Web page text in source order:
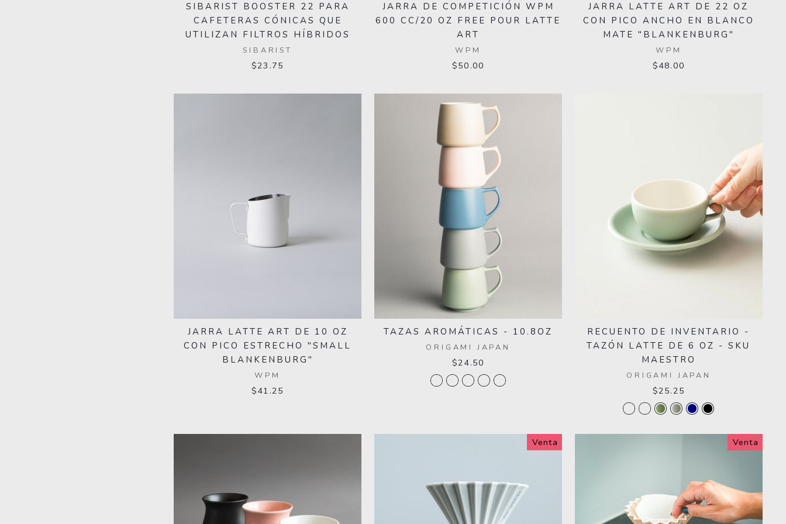
SIBARIST BOOSTER 22 PARA
CAFETERAS CÓNICAS QUE
UTILIZAN FILTROS HÍBRIDOS
SIBARIST
$23.75
JARRA DE COMPETICIÓN WPM
600 CC/20 OZ FREE POUR LATTE
ART
WPM
$50.00
JARRA LATTE ART DE 22 OZ
CON PICO ANCHO EN BLANCO
MATE "BLANKENBURG"
WPM
$48.00
JARRA LATTE ART DE 10 OZ
CON PICO ESTRECHO "SMALL
BLANKENBURG"
WPM
$41.25
TAZAS AROMÁTICAS - 10.8OZ
ORIGAMI JAPAN
$24.50
RECUENTO DE INVENTARIO -
TAZÓN LATTE DE 6 OZ - SKU
MAESTRO
ORIGAMI JAPAN
$25.25
Venta Venta